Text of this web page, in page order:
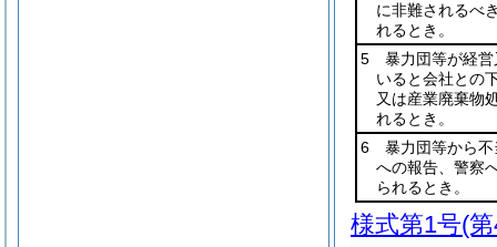
に非難されるべ
れるとき。
5 暴力団等が経営
いると会社との
又は産業廃棄物
れるとき。
6 暴力団等から不
への報告、警察
られるとき。
様式第1号(